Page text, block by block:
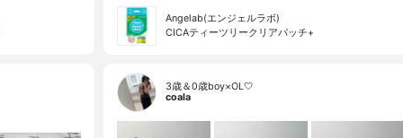
Angelab(エンジェルラボ)
CICAティーツリークリアパッチ+
3歳＆0歳boy×OL🤍
coala